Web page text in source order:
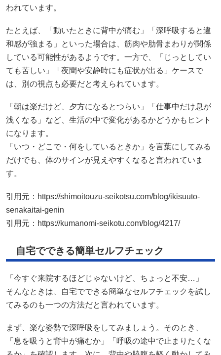
は、別の視点も必要だと考えられています。
「朝は楽だけど、夕方になるとつらい」「仕事中だけ息が
浅くなる」など、生活の中で変化があるかどうかもヒント
になります。
「いつ・どこで・何をしているときか」を言葉にしてみる
だけでも、体のサインが見えやすくなると言われていま
す。
引用元： https://shimoitouzu-seikotsu.com/blog/ikisuuto-
senakaitai-genin
https://kumanomi-seikotu.com/blog/4217/
自宅でできる簡単セルフチェック
「今すぐ来院するほどじゃないけど、ちょっと不安…」
そんなときは、自宅でできる簡単なセルフチェックを試し
まず、楽な姿勢で深呼吸をしてみましょう。そのとき、
るか」を確認します。次に、背中や脇腹を軽く動かしてみ
て、動作で痛みが変わるかもチェックポイントになるよう
です。
「姿勢を変えると楽になる」「体を動かすと呼吸がしやす
い」場合は、筋肉や姿勢の影響が考えられると言われてい